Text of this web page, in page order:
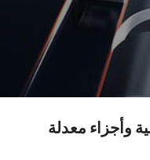
وأجزاء معدلة